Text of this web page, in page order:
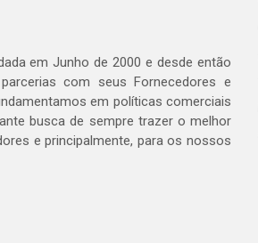
em Junho de 2000 e desde então
com seus Fornecedores e
em políticas comerciais
busca de sempre trazer o melhor
e principalmente, para os nossos